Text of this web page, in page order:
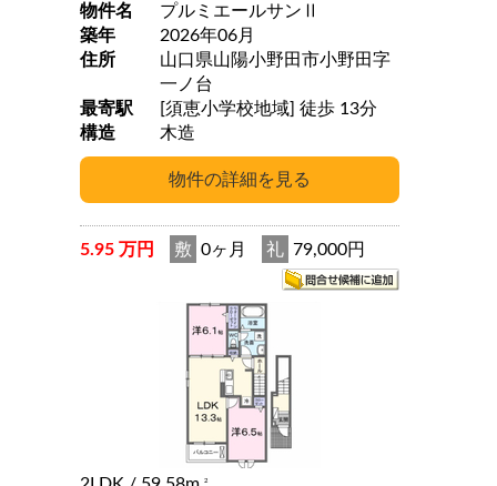
物件名
プルミエールサンⅡ
築年
2026年06月
住所
山口県山陽小野田市小野田字
一ノ台
最寄駅
[須恵小学校地域] 徒歩 13分
構造
木造
5.95 万円 敷 0ヶ月 礼 79,000円
2